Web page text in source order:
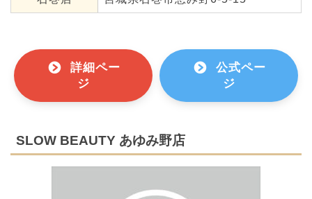
詳細ペー
ジ
公式ペー
ジ
SLOW BEAUTY あゆみ野店